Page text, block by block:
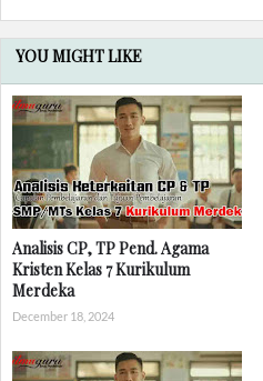
YOU MIGHT LIKE
Analisis CP, TP Pend. Agama
Kristen Kelas 7 Kurikulum
Merdeka
December 18, 2024